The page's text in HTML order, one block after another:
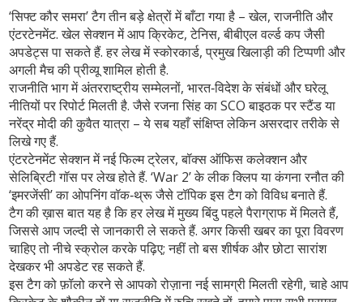
‘सिफ्ट कौर समरा’ टैग तीन बड़े क्षेत्रों में बाँटा गया है – खेल, राजनीति और
एंटरटेनमेंट. खेल सेक्शन में आप क्रिकेट, टेनिस, बीबीएल वर्ल्ड कप जैसी
अपडेट्स पा सकते हैं. हर लेख में स्कोरकार्ड, प्रमुख खिलाड़ी की टिप्पणी और
अगली मैच की प्रीव्यू शामिल होती है.
राजनीति भाग में अंतरराष्ट्रीय सम्मेलनों, भारत‑विदेश के संबंधों और घरेलू
नीतियों पर रिपोर्ट मिलती है. जैसे रजना सिंह का SCO बाइठक पर स्टैंड या
नरेंद्र मोदी की कुवैत यात्रा – ये सब यहाँ संक्षिप्त लेकिन असरदार तरीके से
लिखे गए हैं.
एंटरटेनमेंट सेक्शन में नई फिल्म ट्रेलर, बॉक्स ऑफिस कलेक्शन और
सेलिब्रिटी गॉस पर लेख होते हैं. ‘War 2’ के लीक क्लिप या कंगना रनौत की
‘इमरजेंसी’ का ओपनिंग वॉक‑थ्रू जैसे टॉपिक इस टैग को विविध बनाते हैं.
टैग की ख़ास बात यह है कि हर लेख में मुख्य बिंदु पहले पैराग्राफ में मिलते हैं,
जिससे आप जल्दी से जानकारी ले सकते हैं. अगर किसी खबर का पूरा विवरण
चाहिए तो नीचे स्क्रोल करके पढ़िए; नहीं तो बस शीर्षक और छोटा सारांश
देखकर भी अपडेट रह सकते हैं.
इस टैग को फ़ॉलो करने से आपको रोज़ाना नई सामग्री मिलती रहेगी, चाहे आप